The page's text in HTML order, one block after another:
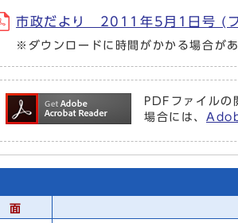
市政だより 2011年5月1日号 (
※ダウンロードに時間がかかる場合があ
PDFファイル
場合には、
面